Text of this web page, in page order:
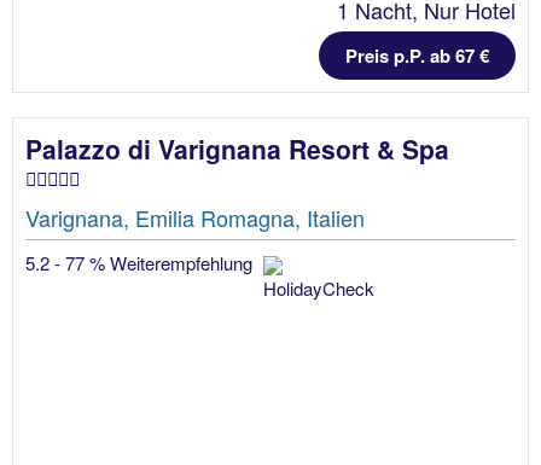
1 Nacht, Nur Hotel
Preis p.P. ab 67 €
Palazzo di Varignana Resort & Spa
Varignana, Emilia Romagna, Italien
5.2 - 77 % Weiterempfehlung